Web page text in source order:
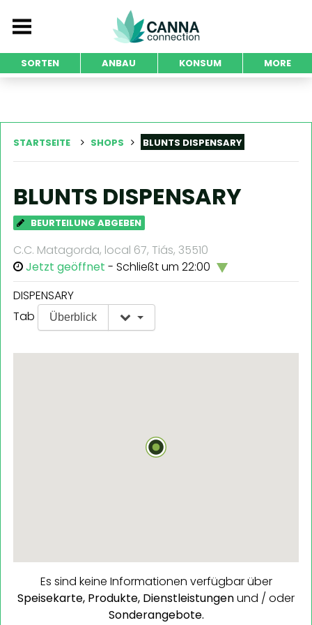
SORTEN ANBAU KONSUM MORE
STARTSEITE SHOPS BLUNTS DISPENSARY
BLUNTS DISPENSARY
BEURTEILUNG ABGEBEN
C.C. Matagorda, local 67, Tiás, 35510
Jetzt geöffnet - Schließt um 22:00
DISPENSARY
Tab
Überblick
Es sind keine Informationen verfügbar über
Speisekarte, Produkte, Dienstleistungenund / oder
Sonderangebote.